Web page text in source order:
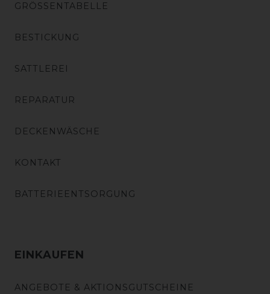
GRÖSSENTABELLE
BESTICKUNG
SATTLEREI
REPARATUR
DECKENWÄSCHE
KONTAKT
BATTERIEENTSORGUNG
EINKAUFEN
ANGEBOTE & AKTIONSGUTSCHEINE